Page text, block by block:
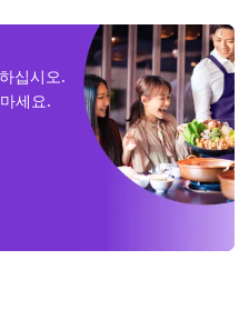
십시오.
세요.